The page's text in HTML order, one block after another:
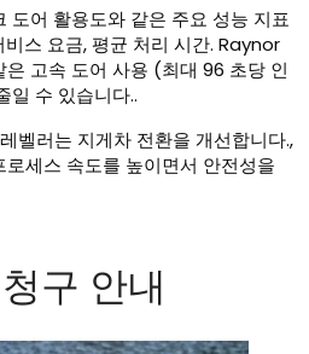
도어 활용도와 같은 주요 성능 지표
스 요금, 평균 처리 시간. Raynor
고속 도어 사용 (최대 96 초당 인
일 수 있습니다..
벨러는 지게차 전환을 개선합니다.,
세스 속도를 높이면서 안전성을
구 안내